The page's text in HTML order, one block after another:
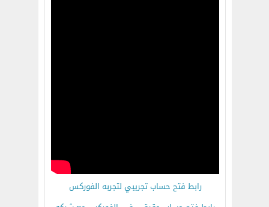
رابط فتح حساب تجريبي لتجربه الفوركس